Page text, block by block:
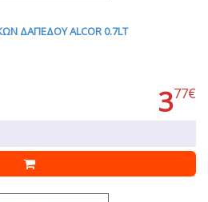
ΔΑΠΕΔΟΥ ALCOR 0.7LT
377€